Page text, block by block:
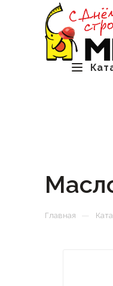
Главная —